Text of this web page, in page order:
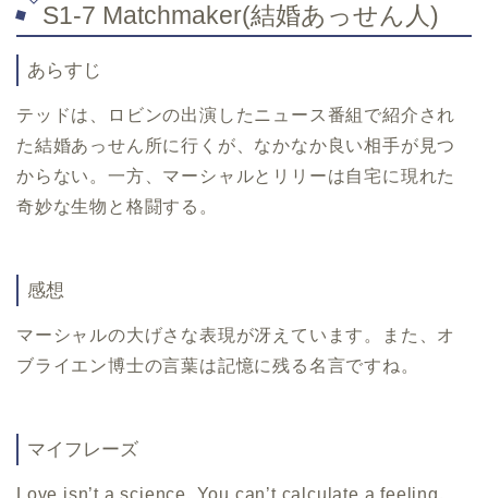
S1-7 Matchmaker(結婚あっせん人)
あらすじ
テッドは、ロビンの出演したニュース番組で紹介され
た結婚あっせん所に行くが、なかなか良い相手が見つ
からない。一方、マーシャルとリリーは自宅に現れた
奇妙な生物と格闘する。
感想
マーシャルの大げさな表現が冴えています。また、オ
ブライエン博士の言葉は記憶に残る名言ですね。
マイフレーズ
Love isn’t a science. You can’t calculate a feeling.